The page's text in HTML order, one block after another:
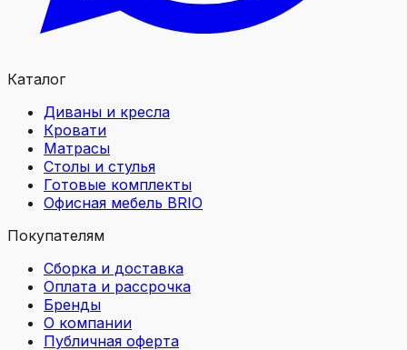
Каталог
Диваны и кресла
Кровати
Матрасы
Столы и стулья
Готовые комплекты
Офисная мебель BRIO
Покупателям
Сборка и доставка
Оплата и рассрочка
Бренды
О компании
Публичная оферта